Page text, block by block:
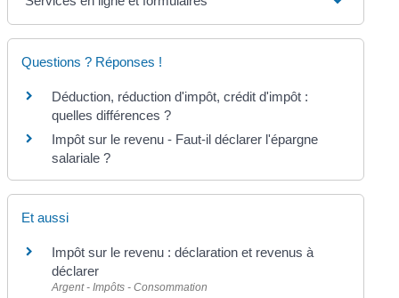
Questions ? Réponses !
Déduction, réduction d'impôt, crédit d'impôt :
quelles différences ?
Impôt sur le revenu - Faut-il déclarer l'épargne
salariale ?
Et aussi
Impôt sur le revenu : déclaration et revenus à
déclarer
Argent - Impôts - Consommation